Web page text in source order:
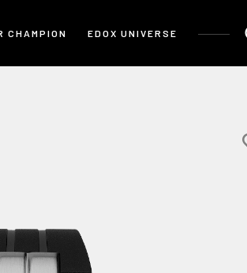
CHAMPION EDOX UNIVERSE